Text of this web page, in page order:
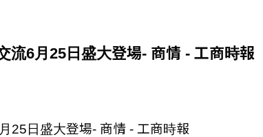
流6月25日盛大登場- 商情 - 工商時報
25日盛大登場- 商情 - 工商時報